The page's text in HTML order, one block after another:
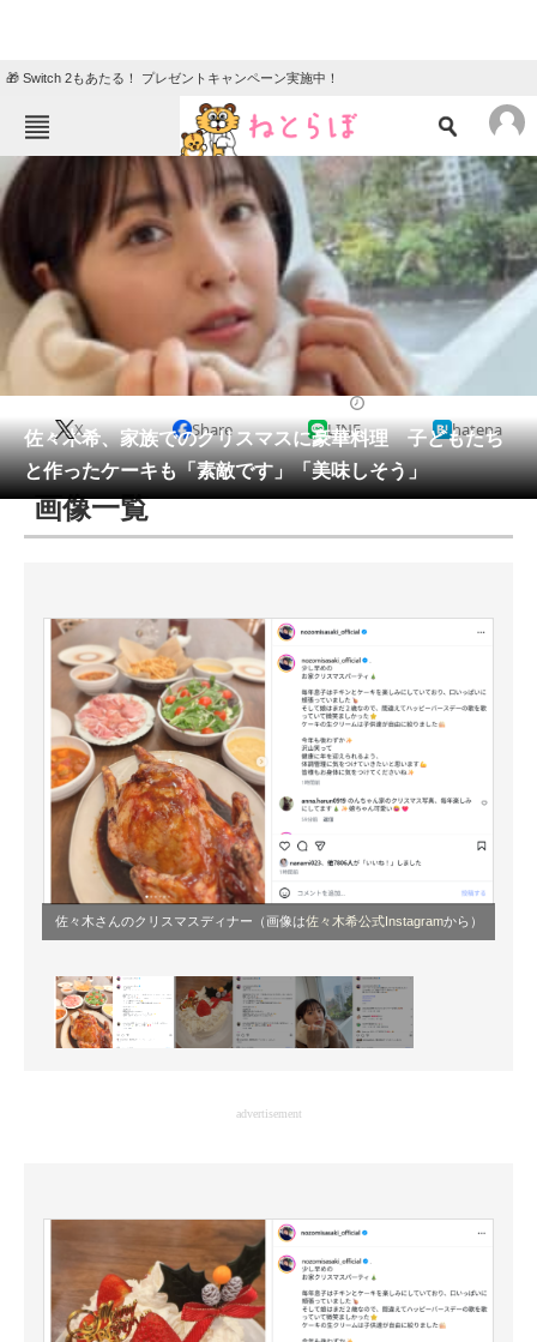
🎁 Switch 2もあたる！ プレゼントキャンペーン実施中！
ねとらぼメニュー
ニュース
クイズ
グルメ 地域
住まい 教育・育児
リサーチ
会員記事
メディア
注目記事を集めた総合ページ
スマホと通信の最新トレンド
進化するPCとデバイスの未来
好きが集まる 比べて選べる
ビジネスと働き方のヒント
AI活用のいまが分かる
企業ITのトレンドを詳説
マーケ×ITの今がよく分かる
ITエンジニア向け専門サイト
モノづくり技術者専門サイト
エレクトロニクス専門サイト
佐々木希、家族でのクリスマスに豪華料理 子どもたち
と作ったケーキも「素敵です」「美味しそう」
X Share LINE hatena
画像一覧
佐々木さんのクリスマスディナー（画像は佐々木希公式Instagramから）
advertisement